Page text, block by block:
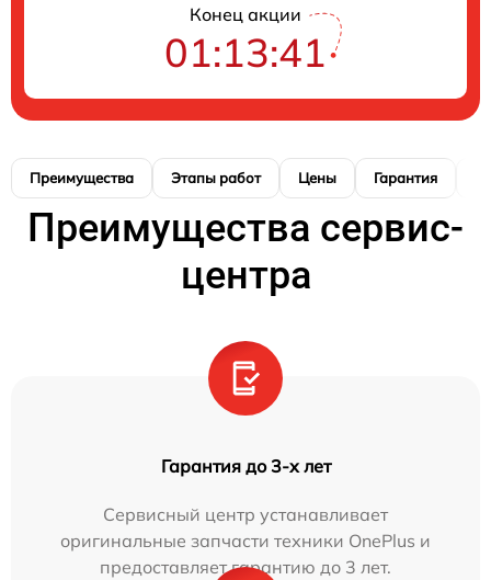
Конец акции
01:13:40
Преимущества Этапы работ Цены Гарантия
Преимущества сервис-
центра
Гарантия до 3-х лет
Сервисный центр устанавливает
оригинальные запчасти техники OnePlus и
предоставляет гарантию до 3 лет.